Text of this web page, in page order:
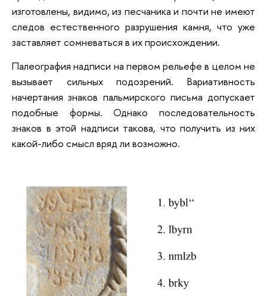
изготовлены, видимо, из песчаника и почти не имеют
следов естественного разрушения камня, что уже
заставляет сомневаться в их происхождении.
Палеография надписи на первом рельефе в целом не
вызывает сильных подозрений. Вариативность
начертания знаков пальмирского письма допускает
подобные формы. Однако последовательность
знаков в этой надписи такова, что получить из них
какой-либо смысл вряд ли возможно.